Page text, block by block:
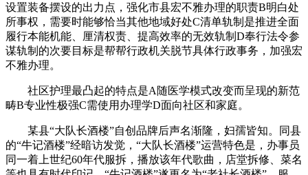
设置装备摆设的出力点，强化市县宏不雅办理的职责B明白处
所事权，需要时能够恰当其他地域好处C清单轨制是推进全面
履行本能机能、厘清权责、提高效率的无效轨制D奉行法令参
谋轨制的次要目标是帮帮行政机关脱节具体行政事务，加强宏
不雅办理。
社区护理最凸起的特点是A随医学模式改变而呈现的新范
畴B专业性极强C需使用办理学D面向社区和家庭。
某县“大队长酒楼”自创品牌后声名渐隆，妇孺皆知。同县
的“牛记酒楼”经暗访发觉，“大队长酒楼”运营特色是，办事员
同一着上世纪60年代服拆，播放该年代歌曲，店堂拆修、菜名